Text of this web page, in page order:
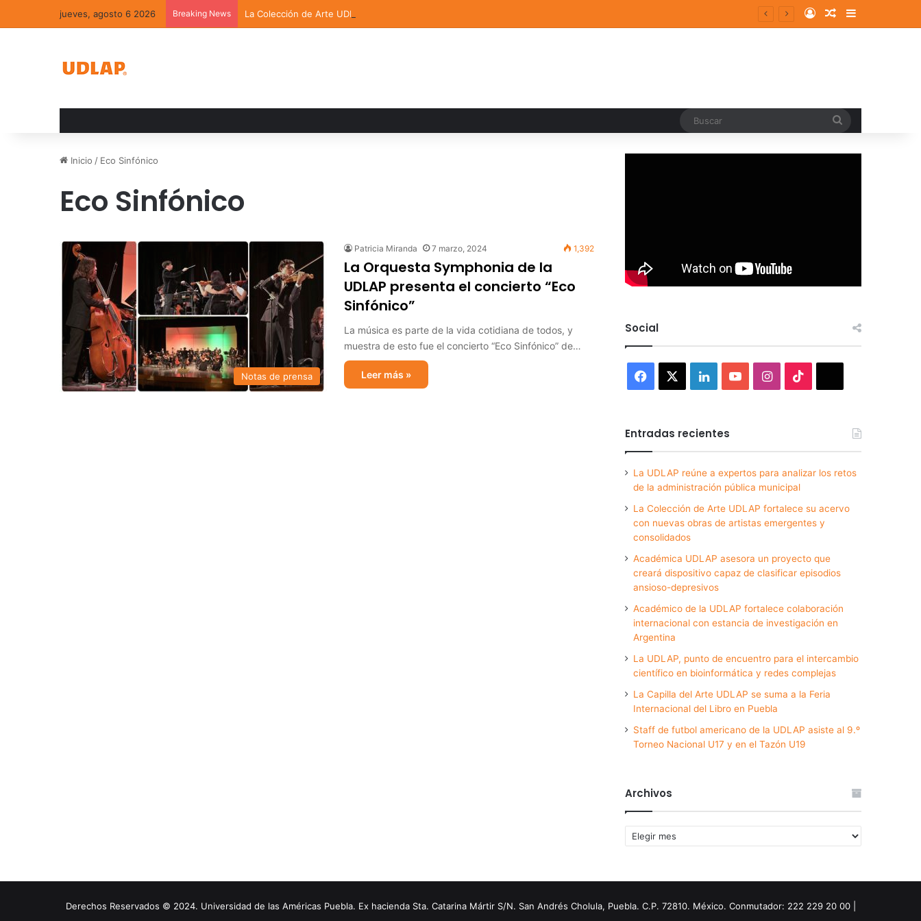
jueves, agosto 6 2026 Breaking News La Colección de Arte UDLAP fortalece su acervo con nuevas obras de artistas emergentes y consolidados Log InRandom Article
Sidebar
Inicio / Eco Sinfónico
Eco Sinfónico
Notas de prensa
Patricia Miranda 7 marzo, 2024 1,392
La Orquesta Symphonia de la
UDLAP presenta el concierto “Eco
Sinfónico”
La música es parte de la vida cotidiana de todos, y
muestra de esto fue el concierto “Eco Sinfónico” de…
Leer más »
Social
Facebook LinkedInYouTubeInstagram
Entradas recientes
La UDLAP reúne a expertos para analizar los retos
de la administración pública municipal
La Colección de Arte UDLAP fortalece su acervo
con nuevas obras de artistas emergentes y
consolidados
Académica UDLAP asesora un proyecto que
creará dispositivo capaz de clasificar episodios
ansioso-depresivos
Académico de la UDLAP fortalece colaboración
internacional con estancia de investigación en
Argentina
La UDLAP, punto de encuentro para el intercambio
científico en bioinformática y redes complejas
La Capilla del Arte UDLAP se suma a la Feria
Internacional del Libro en Puebla
Staff de futbol americano de la UDLAP asiste al 9.º
Torneo Nacional U17 y en el Tazón U19
Archivos
Archivos
Derechos Reservados © 2024. Universidad de las Américas Puebla. Ex hacienda Sta. Catarina Mártir S/N. San Andrés Cholula, Puebla. C.P. 72810. México. Conmutador: 222 229 20 00 |